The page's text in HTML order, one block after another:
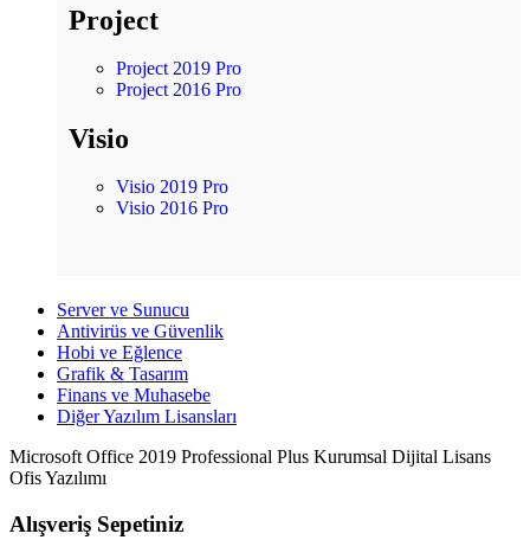
Project
Project 2019 Pro
Project 2016 Pro
Visio
Visio 2019 Pro
Visio 2016 Pro
Server ve Sunucu
Antivirüs ve Güvenlik
Hobi ve Eğlence
Grafik & Tasarım
Finans ve Muhasebe
Diğer Yazılım Lisansları
Microsoft Office 2019 Professional Plus Kurumsal Dijital Lisans
Ofis Yazılımı
Alışveriş Sepetiniz